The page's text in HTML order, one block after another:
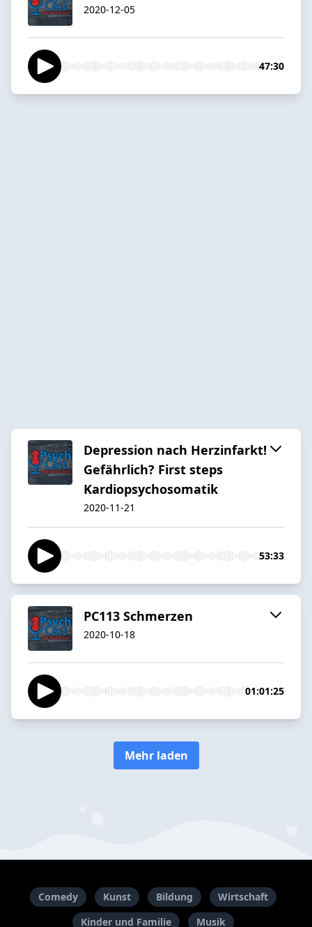
2020-12-05
47:30
Depression nach Herzinfarkt!
Gefährlich? First steps
Kardiopsychosomatik
2020-11-21
53:33
PC113 Schmerzen
2020-10-18
01:01:25
Mehr laden
Comedy Kunst Bildung
Wirtschaft
Kinder und Familie
Musik